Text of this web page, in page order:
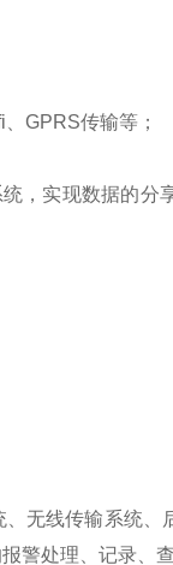
GPRS传输等；
，实现数据的分
无线传输系统、
警处理、记录、